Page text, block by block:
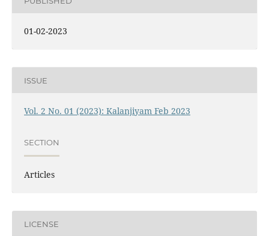
01-02-2023
ISSUE
Vol. 2 No. 01 (2023): Kalanjiyam Feb 2023
SECTION
Articles
LICENSE